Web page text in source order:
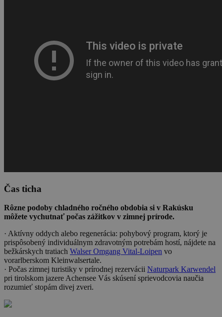
Čas ticha
Rôzne podoby chladného ročného obdobia si v Rakúsku
môžete vychutnať počas zážitkov v zimnej prírode.
· Aktívny oddych alebo regenerácia: pohybový program, ktorý je
prispôsobený individuálnym zdravotným potrebám hostí, nájdete na
bežkárskych tratiach Walser Omgang Vital-Loipen vo
vorarlberskom Kleinwalsertale.
· Počas zimnej turistiky v prírodnej rezervácii Naturpark Karwendel
pri tirolskom jazere Achensee Vás skúsení sprievodcovia naučia
rozumieť stopám divej zveri.